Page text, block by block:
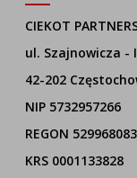
CIEKOT
ul. Szajnowicza -
42-202
NIP 5732957266
REGON 529968083
KRS 0001133828